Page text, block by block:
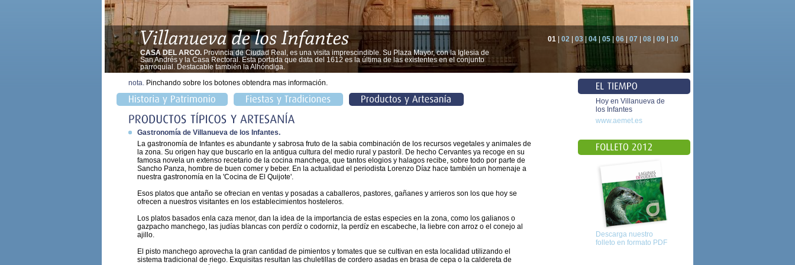
01 02 03| 04 05 06 07 08 09
10
CASA DEL ARCO. Provincia de Ciudad Real, es una visita imprescindible. Su Plaza Mayor, con la Iglesia de
San Andrés y la Casa Rectoral. Esta portada que data del 1612 es la última de las existentes en el conjunto
parroquial. Destacable también la Alhóndiga.
nota. Pinchando sobre los botones obtendra mas información.
Gastronomía de Villanueva de los Infantes.
La gastronomía de Infantes es abundante y sabrosa fruto de la sabia combinación de los recursos vegetales y animales de
la zona. Su origen hay que buscarlo en la antigua cultura del medio rural y pastoríl. De hecho Cervantes ya recoge en su
famosa novela un extenso recetario de la cocina manchega, que tantos elogios y halagos recibe, sobre todo por parte de
Sancho Panza, hombre de buen comer y beber. En la actualidad el periodista Lorenzo Díaz hace también un homenaje a
nuestra gastronomía en la 'Cocina de El Quijote'.
Esos platos que antaño se ofrecian en ventas y posadas a caballeros, pastores, gañanes y arrieros son los que hoy se
ofrecen a nuestros visitantes en los establecimientos hosteleros.
Los platos basados enla caza menor, dan la idea de la importancia de estas especies en la zona, como los galianos o
gazpacho manchego, las judías blancas con perdíz o codorniz, la perdíz en escabeche, la liebre con arroz o el conejo al
ajillo.
El pisto manchego aprovecha la gran cantidad de pimientos y tomates que se cultivan en esta localidad utilizando el
sistema tradicional de riego. Exquisitas resultan las chuletillas de cordero asadas en brasa de cepa o la caldereta de
Hoy en Villanueva de
los Infantes
www.aemet.es
Descarga nuestro
folleto en formato PDF